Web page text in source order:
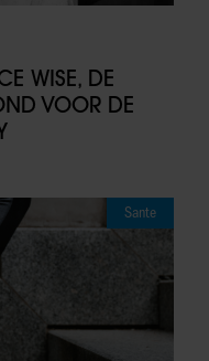
WISE, DE
VOOR DE
Sante